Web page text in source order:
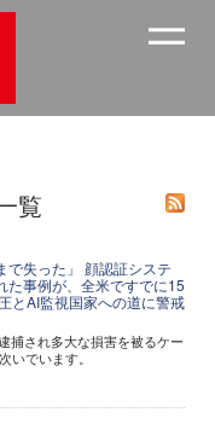
覧
で失った」 顔認証システ
た事例が、全米ですでに15
とAI監視国家への道に警戒
捕され多大な損害を被るケー
いでいます。